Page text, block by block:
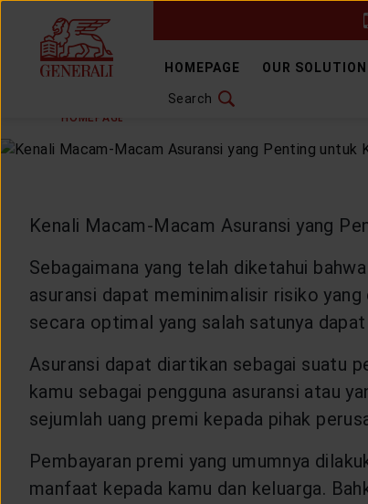
HOMEPAGE OUR SOLUTION
Search
HOMEPAGE
MONDAY, 5 OCTOBER 2020
Kenali Macam-Macam Asuransi yang
Sebagaimana yang telah diketahui
asuransi dapat meminimalisir risiko
secara optimal yang salah satunya
Asuransi dapat diartikan sebagai suatu
kamu sebagai pengguna asuransi atau
sejumlah uang premi kepada pihak
Pembayaran premi yang umumnya
manfaat kepada kamu dan keluarga.
CHANGE LANGUAGE
DOWNLOAD GEN ICLICK
INSURANCE DICTIONARY
OUR SOLUTION
CUSTOMER SERVICE
ARTICLE & NEWS